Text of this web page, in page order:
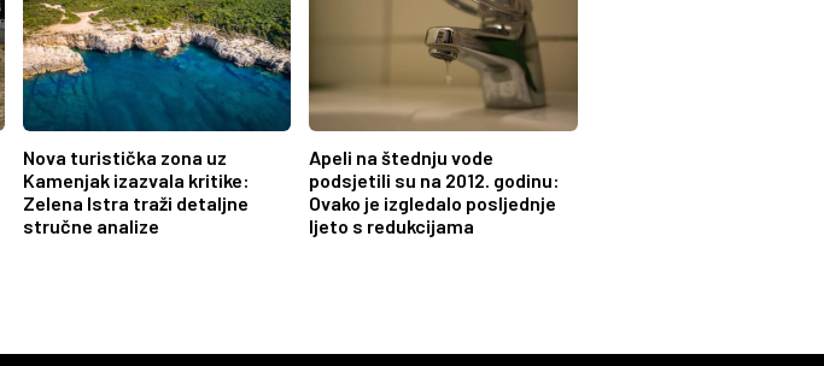
Nova turistička zona uz
Kamenjak izazvala kritike:
Zelena Istra traži detaljne
stručne analize
Apeli na štednju vode
podsjetili su na 2012. godinu:
Ovako je izgledalo posljednje
ljeto s redukcijama